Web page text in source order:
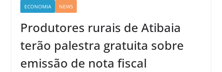
ECONOMIA NEWS
Produtores rurais de Atibaia
terão palestra gratuita sobre
emissão de nota fiscal